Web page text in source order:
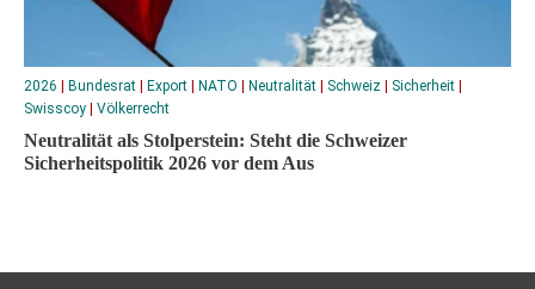
2026 | Bundesrat | Export | NATO | Neutralität | Schweiz | Sicherheit |
Swisscoy | Völkerrecht
Neutralität als Stolperstein: Steht die Schweizer
Sicherheitspolitik 2026 vor dem Aus